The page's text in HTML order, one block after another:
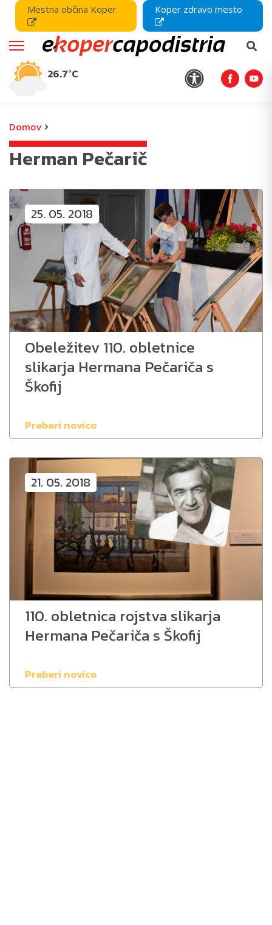
Mestna občina Koper Koper zdravo mesto
26.7°C
Domov ›
Herman Pečarič
25. 05. 2018
Obeležitev 110. obletnice
slikarja Hermana Pečariča s
Škofij
Preberi novico
21. 05. 2018
110. obletnica rojstva slikarja
Hermana Pečariča s Škofij
Preberi novico